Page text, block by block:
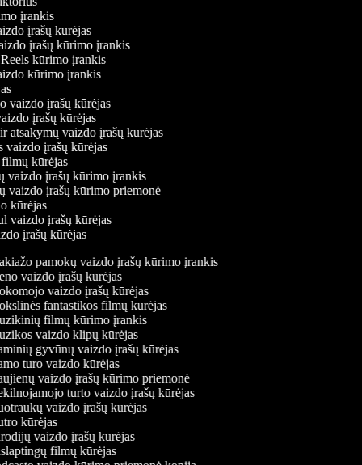
įrankis
įrašų kūrėjas
įrašų kūrimo įrankis
Reels kūrimo įrankis
kūrimo įrankis
vaizdo įrašų kūrėjas
įrašų kūrėjas
atsakymų vaizdo įrašų kūrėjas
vaizdo įrašų kūrėjas
filmų kūrėjas
vaizdo įrašų kūrimo įrankis
vaizdo įrašų kūrimo priemonė
kūrėjas
vaizdo įrašų kūrėjas
įrašų kūrėjas
pamokų vaizdo įrašų kūrimo įrankis
vaizdo įrašų kūrėjas
vaizdo įrašų kūrėjas
fantastikos filmų kūrėjas
filmų kūrimo įrankis
vaizdo klipų kūrėjas
gyvūnų vaizdo įrašų kūrėjas
turo vaizdo kūrėjas
vaizdo įrašų kūrimo priemonė
turto vaizdo įrašų kūrėjas
vaizdo įrašų kūrėjas
kūrėjas
vaizdo įrašų kūrėjas
filmų kūrėjas